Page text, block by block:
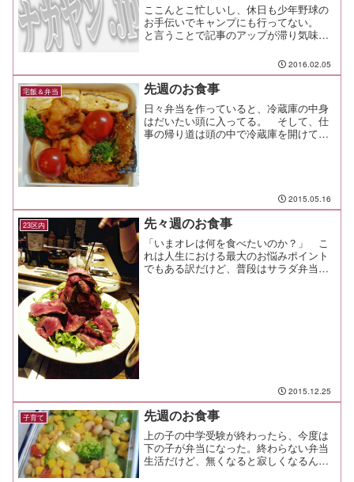
ここんとこ忙しいし、休日も少年野球の
お手伝いでキャンプにも行ってない。
と言うことで記事のアップが滞り気味に
2016.02.05
宅飯＆弁当 先週のお食事
日々弁当を作っていると、冷蔵庫の中身
はだいたい頭に入ってる。 そして、仕
事の帰り道は頭の中で冷蔵庫を開けて、
2015.05.16
23区内 先々週のお食事
「いまオレは何を食べたいのか？」 こ
れは人生における最大のお悩みポイント
でもある訳だけど、普段はサラダ弁当を
2015.12.25
子育て 先週のお食事
上の子の中学受験が終わったら、今度は
下の子が弁当になった。終わらない弁当
生活だけど、無くなると寂しくなるんだ